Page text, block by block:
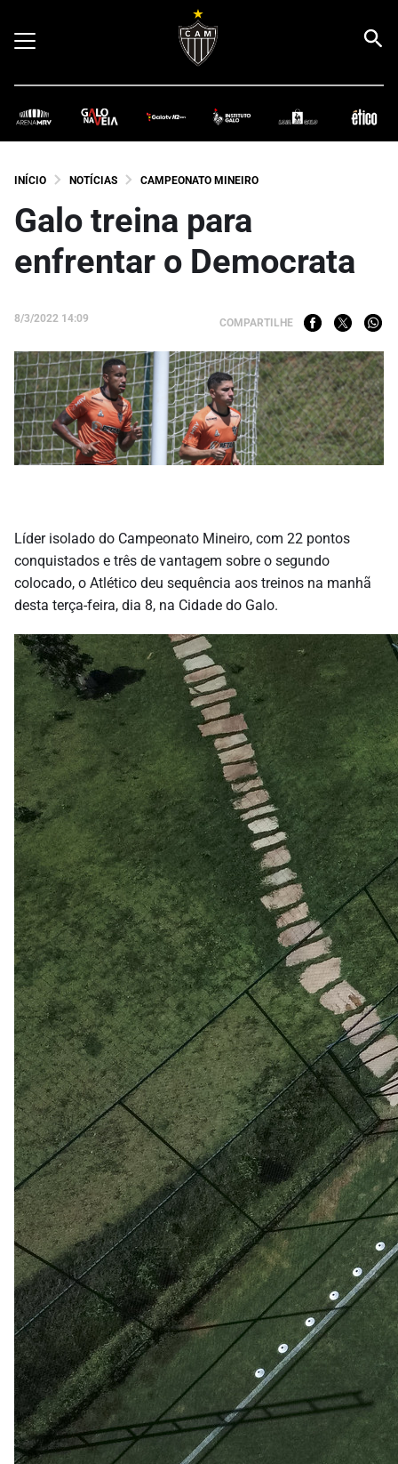
INÍCIO NOTÍCIAS CAMPEONATO MINEIRO
Galo treina para
enfrentar o Democrata
8/3/2022 14:09 COMPARTILHE
Líder isolado do Campeonato Mineiro, com 22 pontos
conquistados e três de vantagem sobre o segundo
colocado, o Atlético deu sequência aos treinos na manhã
desta terça-feira, dia 8, na Cidade do Galo.